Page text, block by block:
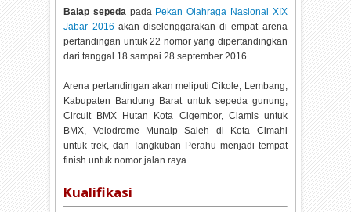
Balap sepeda pada Pekan Olahraga Nasional XIX
Jabar 2016 akan diselenggarakan di empat arena
pertandingan untuk 22 nomor yang dipertandingkan
dari tanggal 18 sampai 28 september 2016.
Arena pertandingan akan meliputi Cikole, Lembang,
Kabupaten Bandung Barat untuk sepeda gunung,
Circuit BMX Hutan Kota Cigembor, Ciamis untuk
BMX, Velodrome Munaip Saleh di Kota Cimahi
untuk trek, dan Tangkuban Perahu menjadi tempat
finish untuk nomor jalan raya.
Kualifikasi